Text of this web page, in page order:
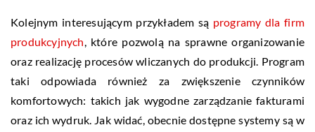
Kolejnym interesującym przykładem są programy dla firm
produkcyjnych, które pozwolą na sprawne organizowanie
oraz realizację procesów wliczanych do produkcji. Program
taki odpowiada również za zwiększenie czynników
komfortowych: takich jak wygodne zarządzanie fakturami
oraz ich wydruk. Jak widać, obecnie dostępne systemy są w